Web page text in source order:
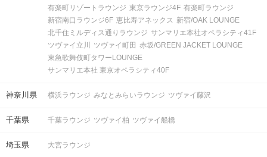
有楽町リゾートラウンジ 東京ラウンジ4F 有楽町ラウンジ
新宿南口ラウンジ6F 恵比寿アネックス 新宿/OAK LOUNGE
北千住ミルディス通りラウンジ サンマリエ本社オペラシティ41F
ツヴァイ立川
ツヴァイ町田 赤坂/GREEN JACKET LOUNGE
東急歌舞伎町タワーLOUNGE
サンマリエ本社 東京オペラシティ40F
神奈川県 横浜ラウンジ みなとみらいラウンジ ツヴァイ藤沢
千葉県 千葉ラウンジ ツヴァイ柏 ツヴァイ船橋
埼玉県 大宮ラウンジ